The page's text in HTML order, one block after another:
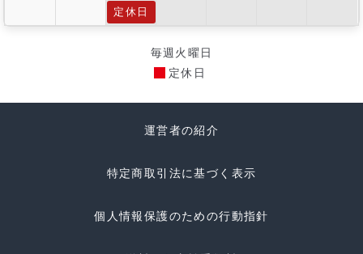
定休日
毎週火曜日
定休日
運営者の紹介
特定商取引法に基づく表示
個人情報保護のための行動指針